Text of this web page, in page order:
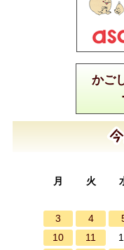
かご
月
火
3
4
10
11